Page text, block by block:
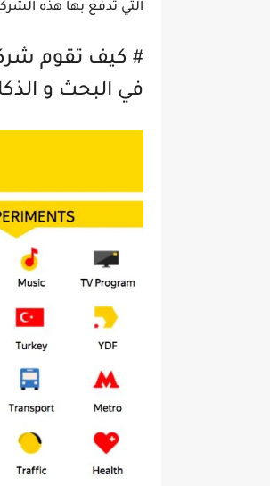
التي تدفع بها هذه
# كيف تقوم
في البحث و